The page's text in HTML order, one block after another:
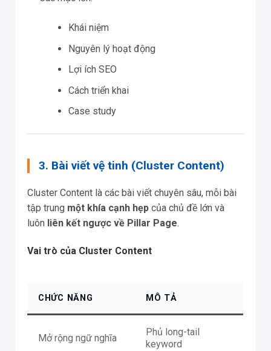
Khái niệm
Nguyên lý hoạt động
Lợi ích SEO
Cách triển khai
Case study
3. Bài viết vệ tinh (Cluster Content)
Cluster Content là các bài viết chuyên sâu, mỗi bài
tập trung một khía cạnh hẹp của chủ đề lớn và
luôn liên kết ngược về Pillar Page.
Vai trò của Cluster Content
CHỨC NĂNG MÔ TẢ
Mở rộng ngữ nghĩa
Phủ long-tail
keyword